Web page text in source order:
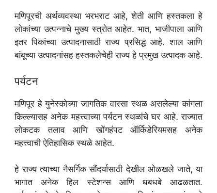
मणिपूरची अर्थव्यवस्था भरभराट आहे, शेती आणि हस्तकला हे
लोकांच्या उत्पन्नाचे मुख्य स्त्रोत आहेत. भात, भाजीपाला आणि
इतर पिकांच्या उत्पादनासाठी राज्य प्रसिद्ध आहे. शाल आणि
बांबूच्या उत्पादनांसह हस्तकलेचेही राज्य हे प्रमुख उत्पादक आहे.
पर्यटन
मणिपूर हे युनेस्कोच्या जागतिक वारसा स्थळ असलेल्या कांगला
किल्ल्यासह अनेक महत्त्वाच्या पर्यटन स्थळांचे घर आहे. राज्यात
लोकटक तलाव आणि खोंगहंपट ऑर्किडेरियमसह अनेक
महत्त्वाची ऐतिहासिक स्थळे आहेत.
हे राज्य त्याच्या नैसर्गिक सौंदर्यासाठी देखील ओळखले जाते, या
भागात अनेक हिल स्टेशन्स आणि धबधबे आढळतात.